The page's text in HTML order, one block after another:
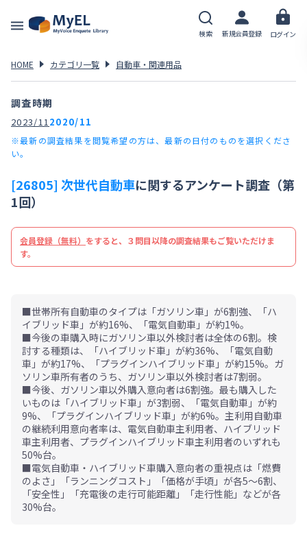
検索 新規会員登録 ログイン
HOME カテゴリ一覧 自動車・関連用品
調査時期
2023/112020/11
※最新の調査結果を閲覧希望の方は、最新の日付のものを選択くださ
い。
[26805] 次世代自動車に関するアンケート調査（第
1回）
会員登録（無料） をすると、３問目以降の調査結果もご覧いただけま
す。
■世帯所有自動車のタイプは「ガソリン車」が6割強、「ハ
イブリッド車」が約16%、「電気自動車」が約1%。
■今後の車購入時にガソリン車以外検討者は全体の6割。検
討する種類は、「ハイブリッド車」が約36%、「電気自動
車」が約17%、「プラグインハイブリッド車」が約15%。ガ
ソリン車所有者のうち、ガソリン車以外検討者は7割弱。
■今後、ガソリン車以外購入意向者は6割強。最も購入した
いものは「ハイブリッド車」が3割弱、「電気自動車」が約
9%、「プラグインハイブリッド車」が約6%。主利用自動車
の継続利用意向者率は、電気自動車主利用者、ハイブリッド
車主利用者、プラグインハイブリッド車主利用者のいずれも
50%台。
■電気自動車・ハイブリッド車購入意向者の重視点は「燃費
のよさ」「ランニングコスト」「価格が手頃」が各5～6割、
「安全性」「充電後の走行可能距離」「走行性能」などが各
30%台。